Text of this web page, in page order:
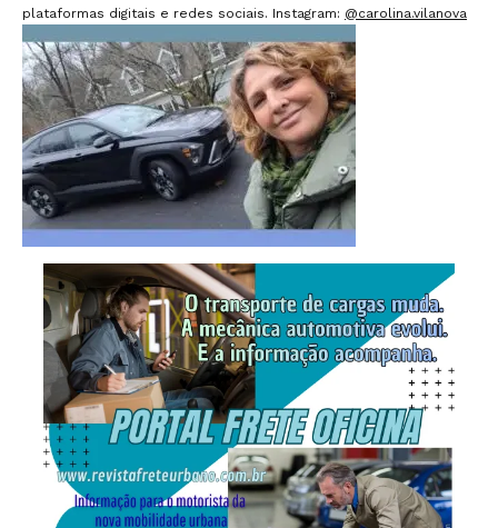
plataformas digitais e redes sociais. Instagram: @carolina.vilanova